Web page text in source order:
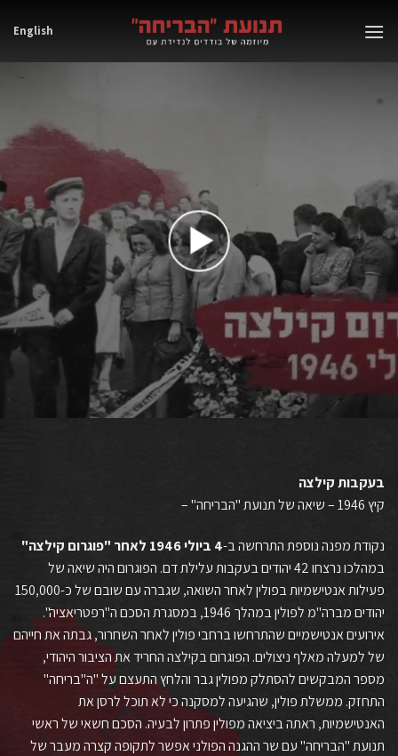
English
בעקבות קילצה
קיץ 1946 – שיאה של תנועת "הבריחה" –
נקודת מפנה נוספת התרחשה ב-4 ביולי לאחר "פוגרום קילצה"
במהלכו נרצחו 42 יהודים בעקבות עלילת דם. הפוגרום היה שיאה של
פעילות אנטישמיות בפולין לאחר השואה, שגברה עם שובם של כ-150,000
יהודים מברה"מ לפולין במהלך 1946, במסגרת הסכם ה"רפטריאציה".
אירועים אנטישמיים שהתרחשו ברחבי פולין לאחר השחרור, גבתה את חייהם
של למעלה מאלף ניצולים. הפוגרום בקילצה החריד את הציבור היהודי,
מספר המבקשים להסתלק מפולין גבר והלחץ התעצם על "ה"בריחה"
התחזק. ממשלת פולין, שהגיעה למסקנה כי לא תוכל לרסן את
האנטישמיות, ראתה ביציאה מפולין פתרון לבעיה. הסכם חשאי של ראשי
תנועת "הבריחה" עם שר ההגנה הפולני אפשר לתקופה קצרה מעבר של